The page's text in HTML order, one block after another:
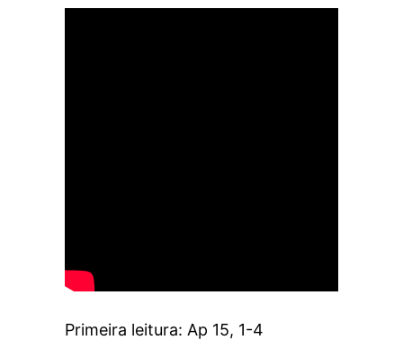
Primeira leitura: Ap 15, 1-4